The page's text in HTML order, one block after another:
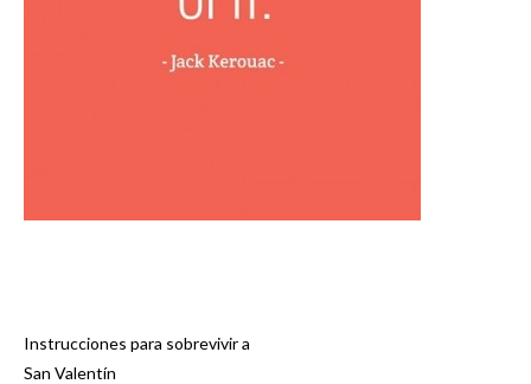
Navegación
Instrucciones para sobrevivir a
San Valentín